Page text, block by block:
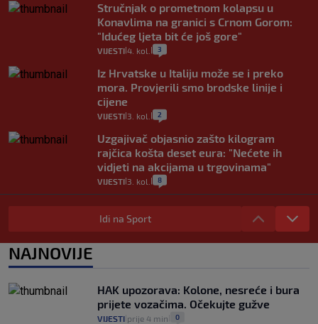
Stručnjak o prometnom kolapsu u
Konavlima na granici s Crnom Gorom:
"Idućeg ljeta bit će još gore"
VIJESTI 4. kol. 3
Iz Hrvatske u Italiju može se i preko
mora. Provjerili smo brodske linije i
cijene
VIJESTI 3. kol. 2
Uzgajivač objasnio zašto kilogram
rajčica košta deset eura: "Nećete ih
vidjeti na akcijama u trgovinama"
VIJESTI 3. kol. 8
Selidba je jedno od stresnijih iskustava.
Evo aktualnih cijena i nekoliko savjeta
0
automobilom na Hvar iz Zagreba, a
koliko iz Osijeka
VIJESTI 14
Idi na Sport
NAJNOVIJE
HAK upozorava: Kolone, nesreće i bura
prijete vozačima. Očekujte gužve
VIJESTI prije 4 min 0